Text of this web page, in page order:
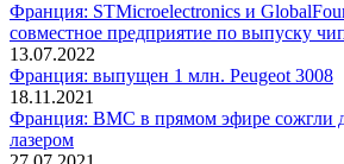
Франция: STMicroelectronics и
совместное предприятие по выпуску
13.07.2022
Франция: выпущен 1 млн. Peugeot 3008
18.11.2021
Франция: ВМС в прямом эфире сожгли
лазером